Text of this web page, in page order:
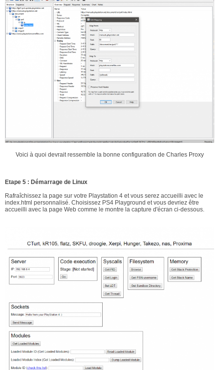
Voici à quoi devrait ressemble la bonne configuration de Charles Proxy
Etape 5 : Démarrage de Linux
Rafraîchissez la page sur votre Playstation 4 et vous serez accueilli avec le
index.html personnalisé. Choisissez PS4 Playground et vous devriez être
accueilli avec la page Web comme le montre la capture d'écran ci-dessous.